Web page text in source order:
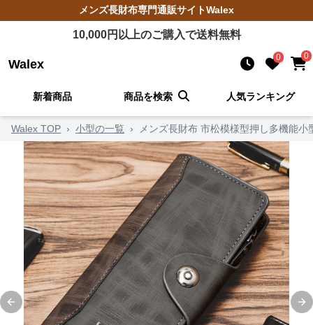
メンズ長財布専門通販サイトWalex
10,000円以上のご購入で送料無料
Walex 0 0
新着商品 商品を検索 人気ランキング
Walex TOP › 小型の一覧 › メンズ長財布 市松模様型押し多機能小
Previous slide